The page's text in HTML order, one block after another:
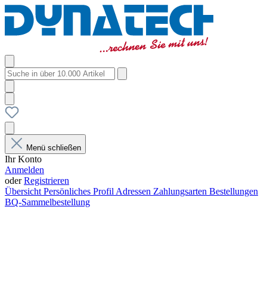
Menü schließen
Ihr Konto
Anmelden
oderRegistrieren
Übersicht Persönliches Profil Adressen Zahlungsarten Bestellungen
BQ-Sammelbestellung